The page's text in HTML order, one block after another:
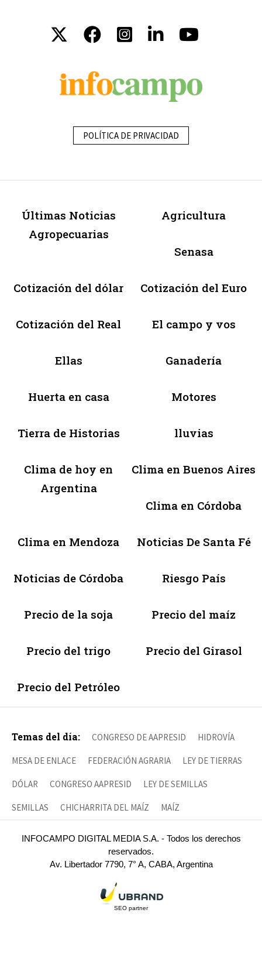
POLÍTICA DE PRIVACIDAD
Últimas Noticias
Agropecuarias
Agricultura
Senasa
Cotización del dólar Cotización del Euro
Cotización del Real El campo y vos
Ellas Ganadería
Huerta en casa Motores
Tierra de Historias lluvias
Clima de hoy en
Argentina
Clima en Buenos Aires
Clima en Córdoba
Clima en Mendoza Noticias De Santa Fé
Noticias de Córdoba Riesgo País
Precio de la soja Precio del maíz
Precio del trigo Precio del Girasol
Precio del Petróleo
Temas del día: CONGRESO DE AAPRESID HIDROVÍA
MESA DE ENLACE FEDERACIÓN AGRARIA LEY DE TIERRAS
DÓLAR CONGRESO AAPRESID LEY DE SEMILLAS
SEMILLAS CHICHARRITA DEL MAÍZ MAÍZ
INFOCAMPO DIGITAL MEDIA S.A. - Todos los derechos
reservados.
Av. Libertador 7790, 7° A, CABA, Argentina
SEO partner